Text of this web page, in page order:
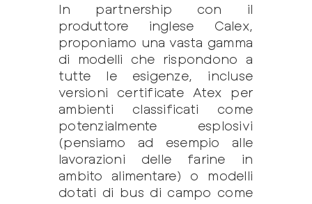
In partnership con il
produttore inglese Calex,
proponiamo una vasta gamma
di modelli che rispondono a
tutte le esigenze, incluse
versioni certificate Atex per
ambienti classificati come
potenzialmente esplosivi
(pensiamo ad esempio alle
lavorazioni delle farine in
ambito alimentare) o modelli
dotati di bus di campo come